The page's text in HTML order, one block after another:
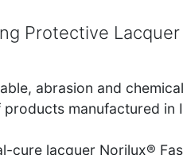
Protective Lacquer
abrasion and
manufactured in
cure lacquer Norilux®